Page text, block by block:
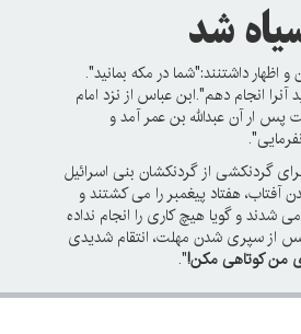
شد
داشتنند:"شما در مکه بمانید".
انجام دهم".ابن عباس از نزد امام
ار آن عبدالله بن عمر آمد و
گردنکشی از گردنکشان بنی اسرائیل
آفتاب، هفتاد پیغمبر را می کشتند و
و گویا هیچ کاری را انجام نداده
پس از سپری شدن مهلت، انتقام شدیدی
من کوتاهی مکن!".